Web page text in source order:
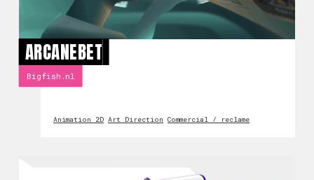
ARCANEBET
Bigfish.nl
Animation 2D Art Direction Commercial / reclame